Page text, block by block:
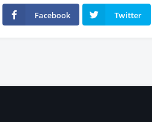
Facebook Twitter